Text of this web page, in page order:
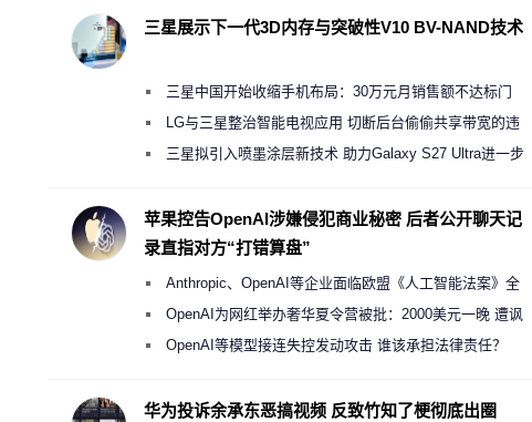
三星展示下一代3D内存与突破性V10 BV-NAND技术
三星中国开始收缩手机布局：30万元月销售额不达标门
店 将被逐步清退
LG与三星整治智能电视应用 切断后台偷偷共享带宽的违
规行为三星拟引入喷墨涂层新技术 助力Galaxy S27 Ultra进一步
苹果控告OpenAI涉嫌侵犯商业秘密 后者公开聊天记
录直指对方“打错算盘”
Anthropic、OpenAI等企业面临欧盟《人工智能法案》全
新执法权限审查
OpenAI为网红举办奢华夏令营被批：2000美元一晚 遭讽
“反乌托邦”
OpenAI等模型接连失控发动攻击 谁该承担法律责任？
华为投诉余承东恶搞视频 反致竹知了梗彻底出圈